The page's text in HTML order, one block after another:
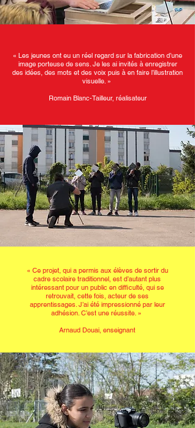
« Les jeunes ont eu un réel regard sur la fabrication d’une
image porteuse de sens. Je les ai invités à enregistrer
des idées, des mots et des voix puis à en faire l’illustration
visuelle. »
Romain Blanc-Tailleur, réalisateur
« Ce projet, qui a permis aux élèves de sortir du
cadre scolaire traditionnel, est d’autant plus
intéressant pour un public en difficulté, qui se
retrouvait, cette fois, acteur de ses
apprentissages. J’ai été impressionné par leur
adhésion. C’est une réussite. »
Arnaud Douai, enseignant